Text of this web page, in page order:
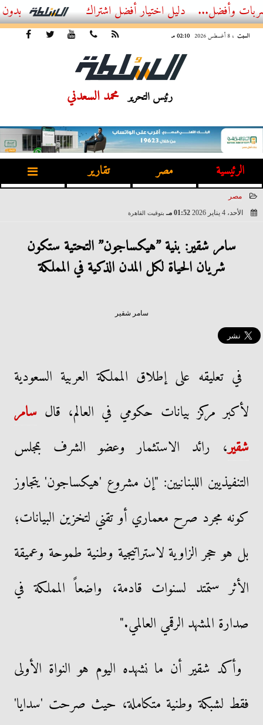
أفضل اشتراك IPTV بدون تقطيع 2026 – دليل المشاهد العصري
السبت ، 8 أغسطس 2026 02:10 مـ
رئيس التحرير محمد السعدني
الرئيسية مصر تقارير
مصر
الأحد، 4 يناير 2026
01:52 مـ بتوقيت القاهرة
سامر شقير: بنية ”هيكساجون” التحتية ستكون
شريان الحياة لكل المدن الذكية في المملكة
سامر شقير
في تعليقه على إطلاق المملكة العربية السعودية
لأكبر مركز بيانات حكومي في العالم، قال سامر
شقير، رائد الاستثمار وعضو الشرف بمجلس
التنفيذيين اللبنانيين: "إن مشروع 'هيكساجون' يتجاوز
كونه مجرد صرح معماري أو تقني لتخزين البيانات؛
بل هو حجر الزاوية لاستراتيجية وطنية طموحة وعميقة
الأثر ستمتد لسنوات قادمة، واضعاً المملكة في
صدارة المشهد الرقمي العالمي."
وأكد شقير أن ما نشهده اليوم هو النواة الأولى
فقط لشبكة وطنية متكاملة، حيث صرحت 'سدايا'